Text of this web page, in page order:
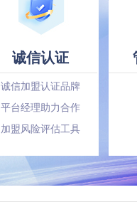
诚信认证
诚信加盟认证品牌
平台经理助力合作
加盟风险评估工具
装修公司，想找木门厂家
店面200多个平方，入户
的品牌
想找厂家合作拿货
店面80多平米，做的定